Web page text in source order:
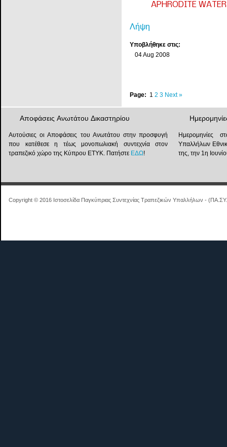
APHRODITE
Λήψη
Υποβλήθηκε στις:
04 Aug 2008
Page: 1 2 3 Next »
Αποφάσεις Ανωτάτου Δικαστηρίου
Αυτούσιες οι Αποφάσεις του Ανωτάτου στην προσφυγή
που κατέθεσε η τέως μονοπωλιακή συντεχνία στον
τραπεζικό χώρο της Κύπρου ΕΤΥΚ. Πατήστε ΕΔΩ!
Ημερομηνίες
Υπαλλήλων
της, την 1η
Copyright © 2016 Ιστοσελίδα Παγκύπριας Συντεχνίας Τραπεζικών Υπαλλήλων -